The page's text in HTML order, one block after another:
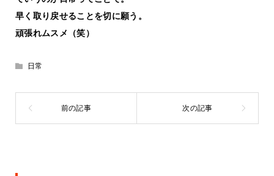
早く取り戻せることを切に願う。
頑張れムスメ（笑）
日常